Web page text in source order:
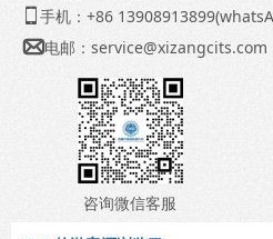
手机：+86
电邮： service@xizangcits.com
咨询微信客服